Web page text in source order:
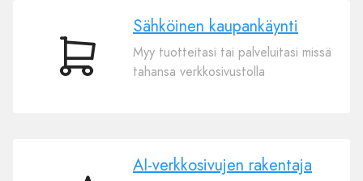
Sähköinen
Sähköinen kaupankäynti
Myy tuotteitasi tai palveluitasi missä
tahansa verkkosivustolla
AI-verkkosivujen rakentaja